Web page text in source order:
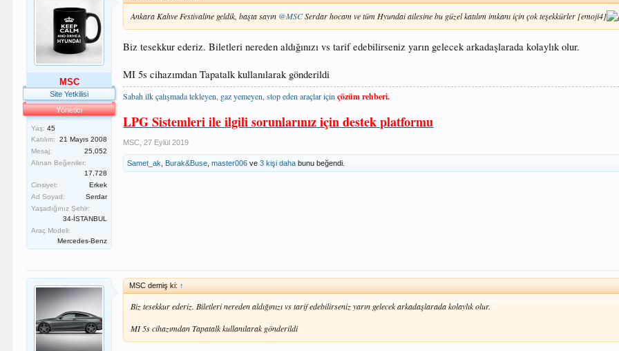
MSC
Site Yetkilisi
Yönetici
Yaş: 45
Katılım:
21 Mayıs 2008
Mesaj:
25,052
Alınan Beğeniler:
17,728
Cinsiyet:
Erkek
Ad Soyad:
Serdar
Yaşadığınız Şehir:
34-İSTANBUL
Araç Modeli:
Mercedes-Benz
Ankara Kahve Festivaline geldik, başta sayın @MSCSerdar hocam ve tüm Hyundai ailesine bu güzel katılım imkanı için çok teşekkürler [emoji4]
Biz tesekkur ederiz. Biletleri nereden aldığınızı vs tarif edebilirseniz yarın gelecek arkadaşlarada kolaylık olur.
MI 5s cihazımdan Tapatalk kullanılarak gönderildi
Sabah ilk çalışmada tekleyen, gaz yemeyen, stop eden araçlar içinçözüm rehberi.
LPG Sistemleri ile ilgili sorunlarınız için destek platformu
MSC 27 Eylül 2019
Samet_ak Burak&Buse ,master006 ve3 kişi daha bunu beğendi.
MSC demiş ki: ↑
Biz tesekkur ederiz. Biletleri nereden aldığınızı vs tarif edebilirseniz yarın gelecek arkadaşlarada kolaylık olur.
MI 5s cihazımdan Tapatalk kullanılarak gönderildi